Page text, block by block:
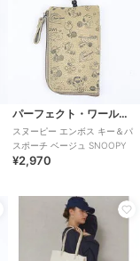
パーフェクト・ワールド・トーキョー
スヌーピー エンボス キー＆パ
スポーチ ベージュ SNOOPY
¥2,970